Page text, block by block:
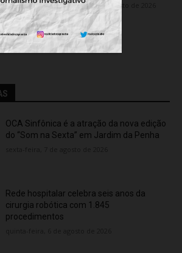
redação 1 - quarta-feira, 5 de agosto de 2026
OCA Sinfônica é a atração da nova edição
do “Som na Sexta” em Jardim da Penha
Rede hospitalar celebra seis anos da
cirurgia robótica com 1.845
procedimentos